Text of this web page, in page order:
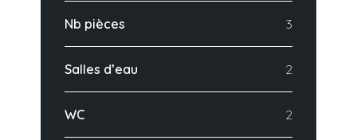
Nb pièces 3
Salles d’eau 2
WC 2